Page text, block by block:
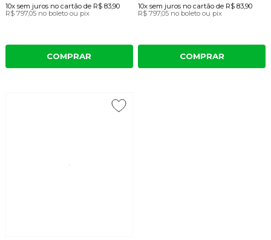
10x sem juros no cartãode R$ 83,90
R$ 797,05 no boleto ou pix
COMPRAR
10x sem juros no cartão de R$ 83,90
R$ 797,05 no boleto ou pix
COMPRAR